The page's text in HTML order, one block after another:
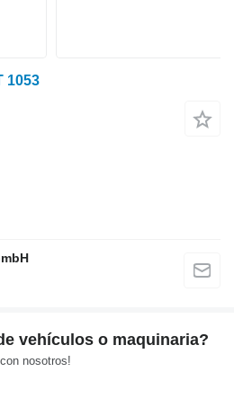
1053
vehículos o maquinaria?
nosotros!